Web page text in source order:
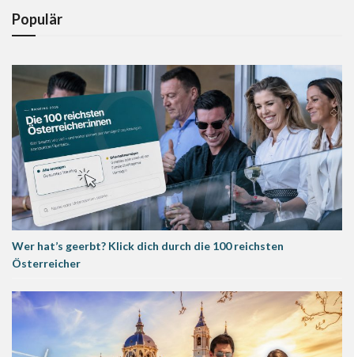
Populär
Wer hat’s geerbt? Klick dich durch die 100 reichsten
Österreicher